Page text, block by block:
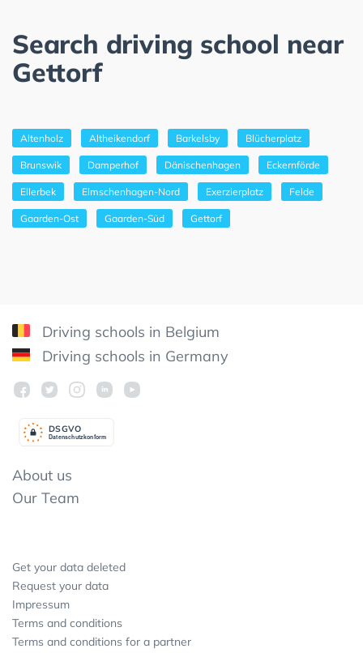
Search driving school near
Gettorf
Altenholz Altheikendorf Barkelsby Blücherplatz
Brunswik Damperhof Dänischenhagen Eckernförde
Ellerbek Elmschenhagen-Nord Exerzierplatz Felde
Gaarden-Ost Gaarden-Süd Gettorf
Driving schools in Belgium
Driving schools in Germany
Datenschutzkonform
DSGVO
About us
Our Team
Get your data deleted
Request your data
Impressum
Terms and conditions
Terms and conditions for a partner